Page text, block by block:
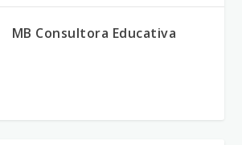
MB Consultora Educativa